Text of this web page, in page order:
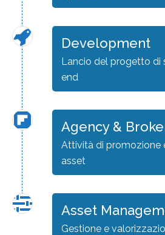
Development
Lancio del progetto
end
Agency &
Attività di promozione
asset
Asset
Gestione e